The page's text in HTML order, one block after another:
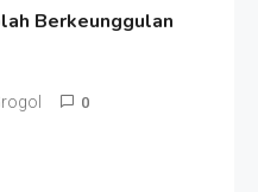
Berkeunggulan
0